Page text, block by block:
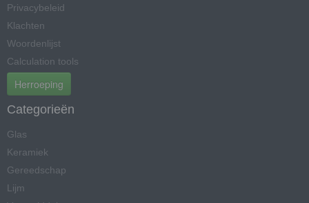
Privacybeleid
Klachten
Woordenlijst
Calculation tools
Herroeping
Categorieën
Glas
Keramiek
Gereedschap
Lijm